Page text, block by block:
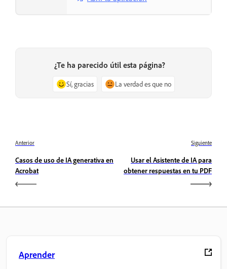
¿Te ha parecido útil esta página?
Sí, gracias La verdad es que no
Anterior
Casos de uso de IA generativa en
Acrobat
Siguiente
Usar el Asistente de IA para
obtener respuestas en tu PDF
Aprender